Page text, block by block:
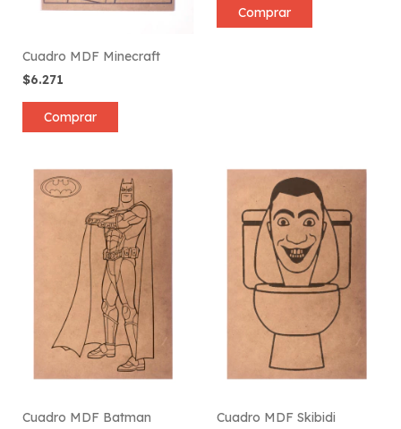
Cuadro MDF Minecraft
$6.271
Comprar
Comprar
Cuadro MDF Batman
Cuadro MDF Skibidi